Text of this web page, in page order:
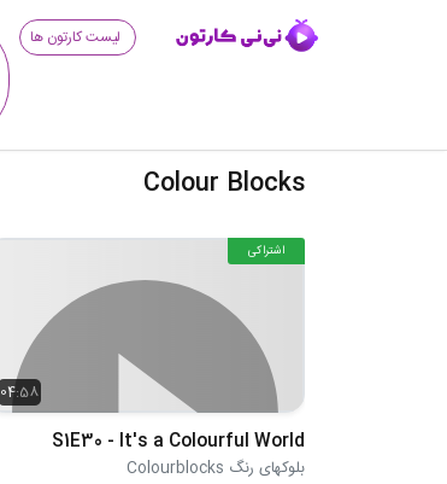
لیست کارتون ها
Colour Blocks
04:58
اشتراکی
S1E30 - It's a Colourful World
بلوکهای رنگ Colourblocks